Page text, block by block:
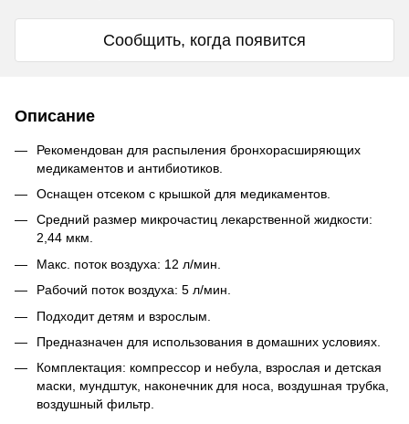
Сообщить, когда появится
Описание
Рекомендован для распыления бронхорасширяющих
медикаментов и антибиотиков.
Оснащен отсеком с крышкой для медикаментов.
Средний размер микрочастиц лекарственной жидкости:
2,44 мкм.
Макс. поток воздуха: 12 л/мин.
Рабочий поток воздуха: 5 л/мин.
Подходит детям и взрослым.
Предназначен для использования в домашних условиях.
Комплектация: компрессор и небула, взрослая и детская
маски, мундштук, наконечник для носа, воздушная трубка,
воздушный фильтр.